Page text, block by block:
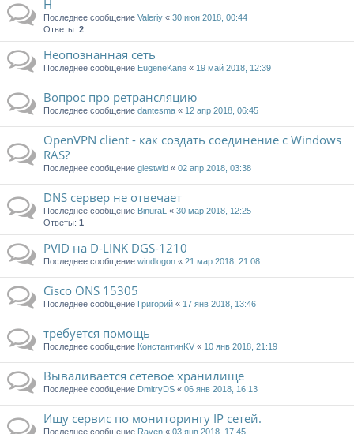
Н
Последнее сообщение Valeriy « 30 июн 2018, 00:44
Ответы: 2
Неопознанная сеть
Последнее сообщение EugeneKane « 19 май 2018, 12:39
Вопрос про ретрансляцию
Последнее сообщение dantesma « 12 апр 2018, 06:45
OpenVPN client - как создать соединение с Windows
RAS?
Последнее сообщение glestwid « 02 апр 2018, 03:38
DNS сервер не отвечает
Последнее сообщение BinuraL « 30 мар 2018, 12:25
Ответы: 1
PVID на D-LINK DGS-1210
Последнее сообщение windlogon « 21 мар 2018, 21:08
Cisco ONS 15305
Последнее сообщение Григорий « 17 янв 2018, 13:46
требуется помощь
Последнее сообщение КонстантинKV « 10 янв 2018, 21:19
Вываливается сетевое хранилище
Последнее сообщение DmitryDS « 06 янв 2018, 16:13
Ищу сервис по мониторингу IP сетей.
Последнее сообщение Raven « 03 янв 2018, 17:45